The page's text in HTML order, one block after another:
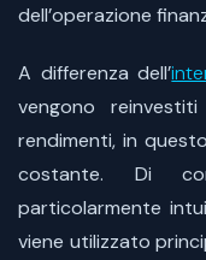
dell’operazione
A differenza dell’
vengono
rendimenti, in
costante. Di
particolarmente
viene utilizzato